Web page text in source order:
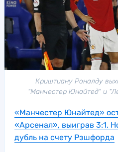
Криштиану Роналду
"Манчестер Юнайтед" и
«Манчестер Юнайтед»
«Арсенал», выиграв 3:1.
дубль на счету Рэшфорда